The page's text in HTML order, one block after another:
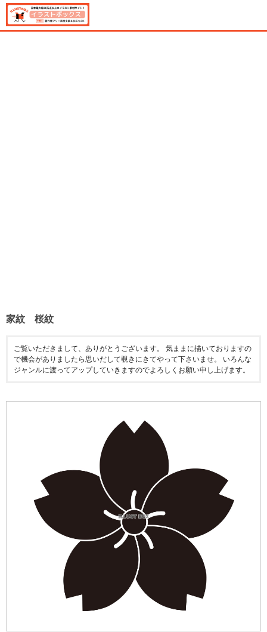
家紋 桜紋
ご覧いただきまして、ありがとうございます。 気ままに描いておりますの
で機会がありましたら思いだして覗きにきてやって下さいませ。 いろんな
ジャンルに渡ってアップしていきますのでよろしくお願い申し上げます。